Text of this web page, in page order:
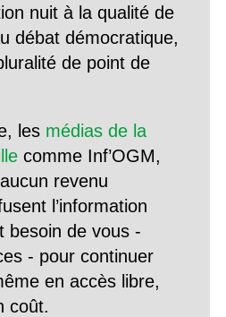
nuit à la qualité de
débat démocratique,
de point de
les médias de la
comme Inf’OGM,
revenu
l’information
besoin de vous -
- pour continuer
en accès libre,
coût.